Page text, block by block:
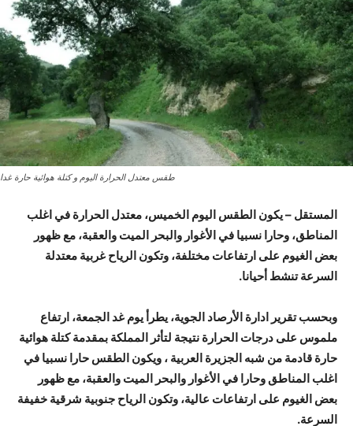
طقس معتدل الحرارة اليوم و كتلة هوائية حارة غدا
المستقل – يكون الطقس اليوم الخميس، معتدل الحرارة في اغلب
المناطق، وحارا نسبيا في الأغوار والبحر الميت والعقبة، مع ظهور
بعض الغيوم على ارتفاعات مختلفة، وتكون الرياح غربية معتدلة
السرعة تنشط أحيانا.
وبحسب تقرير ادارة الأرصاد الجوية، يطرأ يوم غد الجمعة، ارتفاع
ملموس على درجات الحرارة نتيجة لتأثر المملكة بمقدمة كتلة هوائية
حارة قادمة من شبه الجزيرة العربية ، ويكون الطقس حارا نسبيا في
اغلب المناطق وحارا في الأغوار والبحر الميت والعقبة، مع ظهور
بعض الغيوم على ارتفاعات عالية، وتكون الرياح جنوبية شرقية خفيفة
السرعة.